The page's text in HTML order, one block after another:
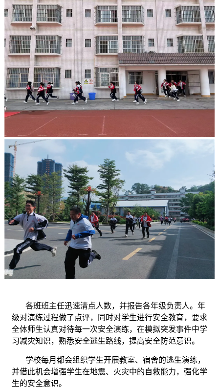
各班班主任迅速清点人数，并报告各年级负责人。年
级对演练过程做了点评，同时对学生进行安全教育，要求
全体师生认真对待每一次安全演练，在模拟突发事件中学
习减灾知识，熟悉安全逃生路线，提高安全防范意识。
学校每月都会组织学生开展教室、宿舍的逃生演练，
并借此机会增强学生在地震、火灾中的自救能力，强化学
生的安全意识。